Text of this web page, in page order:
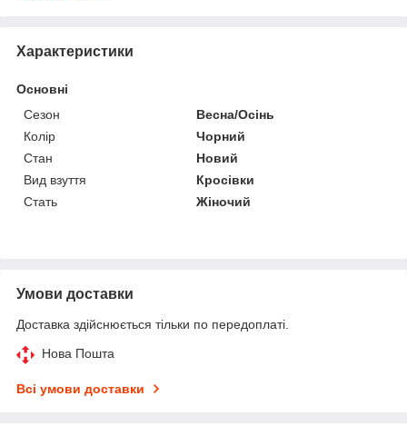
Характеристики
Основні
Сезон
Весна/Осінь
Колір
Чорний
Стан
Новий
Вид взуття
Кросівки
Стать
Жіночий
Умови доставки
Доставка здійснюється тільки по передоплаті.
Нова Пошта
Всі умови доставки